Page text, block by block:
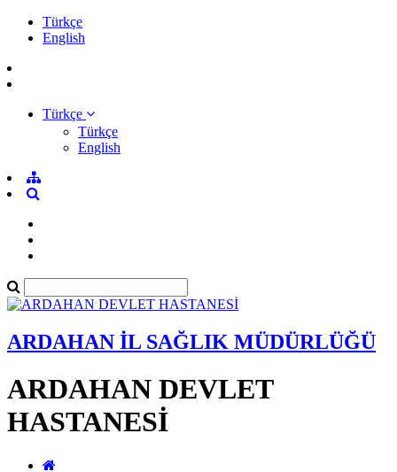
Türkçe
English
Türkçe
Türkçe
English
ARDAHAN İL SAĞLIK MÜDÜRLÜĞÜ
ARDAHAN DEVLET
HASTANESİ